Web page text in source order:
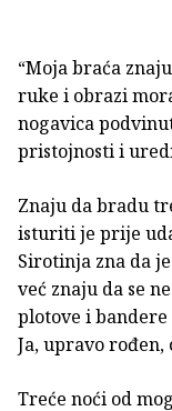
“Moja braća
ruke i obrazi
nogavica
pristojnosti i
Znaju da bradu
isturiti je prije
Sirotinja zna da
već znaju da se
plotove i
Ja, upravo rođen,
Treće noći od